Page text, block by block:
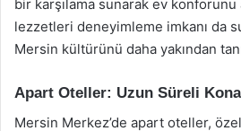
bir karşılama sunarak ev konforunu
lezzetleri deneyimleme imkanı da
Mersin kültürünü daha yakından
Apart Oteller: Uzun Süreli
Mersin Merkez’de apart oteller,